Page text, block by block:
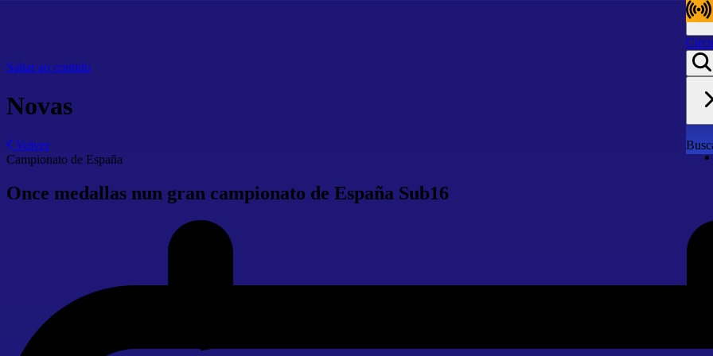
Saltar ao contido
Novas
Volver
Campionato de España
Once medallas nun gran campionato de España Sub16